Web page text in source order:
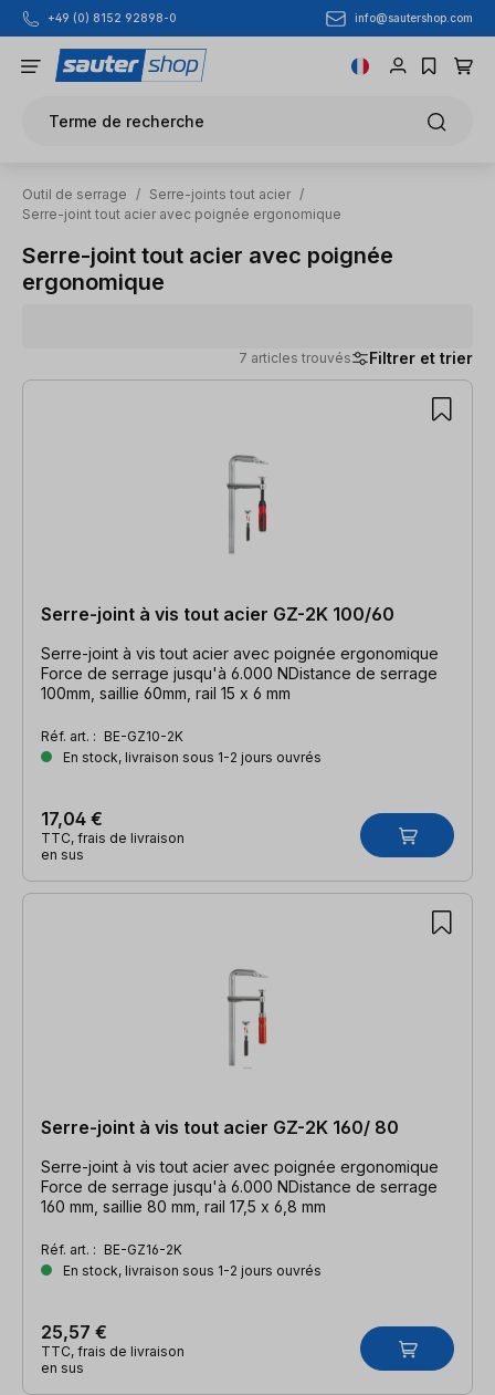
Passer au contenu principal
+49 (0) 8152 92898-0 info@sautershop.com
Terme de recherche
Outil de serrage / Serre-joints tout acier /
Serre-joint tout acier avec poignée ergonomique
Serre-joint tout acier avec poignée
ergonomique
7 articles trouvés Filtrer et trier
7 articles trouvés
Serre-joint à vis tout acier GZ-2K 100/60
Serre-joint à vis tout acier avec poignée ergonomique
Force de serrage jusqu'à 6.000 NDistance de serrage
100mm, saillie 60mm, rail 15 x 6 mm
Réf. art. : BE-GZ10-2K
En stock, livraison sous 1-2 jours ouvrés
17,04 €
TTC, frais de livraison
en sus
Serre-joint à vis tout acier GZ-2K 160/ 80
Serre-joint à vis tout acier avec poignée ergonomique
Force de serrage jusqu'à 6.000 NDistance de serrage
160 mm, saillie 80 mm, rail 17,5 x 6,8 mm
Réf. art. : BE-GZ16-2K
En stock, livraison sous 1-2 jours ouvrés
25,57 €
TTC, frais de livraison
en sus